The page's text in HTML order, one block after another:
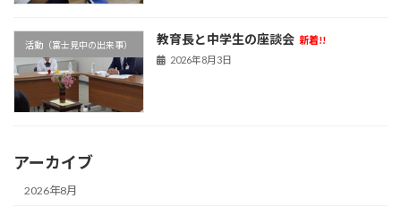
活動（富士見中の出来事） 教育長と中学生の座談会 新着!!
2026年8月3日
アーカイブ
2026年8月